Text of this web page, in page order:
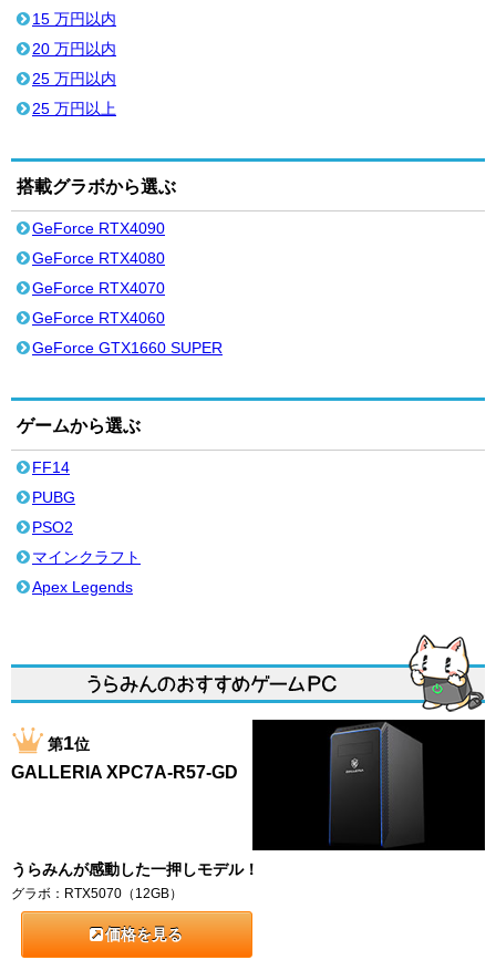
15 万円以内
20 万円以内
25 万円以内
25 万円以上
搭載グラボから選ぶ
GeForce RTX4090
GeForce RTX4080
GeForce RTX4070
GeForce RTX4060
GeForce GTX1660 SUPER
ゲームから選ぶ
FF14
PUBG
PSO2
マインクラフト
Apex Legends
第1位
GALLERIA XPC7A-R57-GD
うらみんが感動した一押しモデル！
グラボ：RTX5070（12GB）
価格を見る